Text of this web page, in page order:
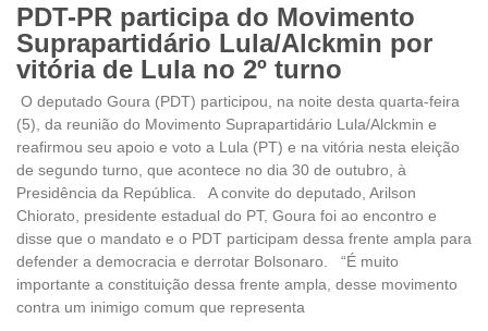
PDT-PR participa do Movimento
Suprapartidário Lula/Alckmin por
vitória de Lula no 2º turno
O deputado Goura (PDT) participou, na noite desta quarta-feira
(5), da reunião do Movimento Suprapartidário Lula/Alckmin e
reafirmou seu apoio e voto a Lula (PT) e na vitória nesta eleição
de segundo turno, que acontece no dia 30 de outubro, à
Presidência da República. A convite do deputado, Arilson
Chiorato, presidente estadual do PT, Goura foi ao encontro e
disse que o mandato e o PDT participam dessa frente ampla para
defender a democracia e derrotar Bolsonaro. “É muito
importante a constituição dessa frente ampla, desse movimento
contra um inimigo comum que representa